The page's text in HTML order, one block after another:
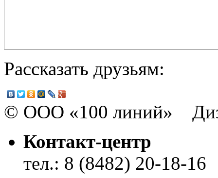
Рассказать друзьям:
© ООО «100 линий»
Контакт-центр
тел.: 8 (8482) 20-18-16